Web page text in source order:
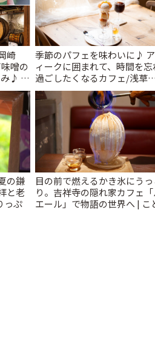
崎
噌の
み♪ |
季節のパフェを味わいに♪
ィークに囲まれて、時間を忘
過ごしたくなるカフェ/浅草
「annorum cafe」 | ことり
の鎌
と老
っぷ
目の前で燃えるかき氷にうっ
り。吉祥寺の隠れ家カフェ「
エール」で物語の世界へ | こ